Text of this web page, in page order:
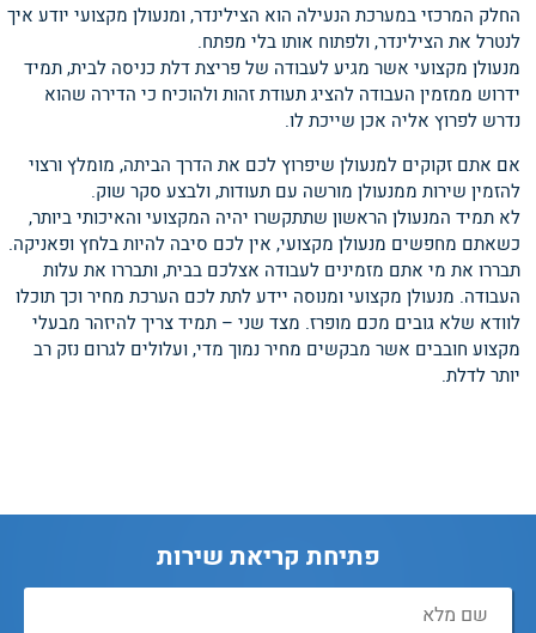
החלק המרכזי במערכת הנעילה הוא הצילינדר, ומנעולן מקצועי יודע איך
לנטרל את הצילינדר, ולפתוח אותו בלי מפתח.
מנעולן מקצועי אשר מגיע לעבודה של פריצת דלת כניסה לבית, תמיד
ידרוש ממזמין העבודה להציג תעודת זהות ולהוכיח כי הדירה שהוא
נדרש לפרוץ אליה אכן שייכת לו.
אם אתם זקוקים למנעולן שיפרוץ לכם את הדרך הביתה, מומלץ ורצוי
להזמין שירות ממנעולן מורשה עם תעודות, ולבצע סקר שוק.
לא תמיד המנעולן הראשון שתתקשרו יהיה המקצועי והאיכותי ביותר,
כשאתם מחפשים מנעולן מקצועי, אין לכם סיבה להיות בלחץ ופאניקה.
תבררו את מי אתם מזמינים לעבודה אצלכם בבית, ותבררו את עלות
העבודה. מנעולן מקצועי ומנוסה יידע לתת לכם הערכת מחיר וכך תוכלו
לוודא שלא גובים מכם מופרז. מצד שני – תמיד צריך להיזהר מבעלי
מקצוע חובבים אשר מבקשים מחיר נמוך מדי, ועלולים לגרום נזק רב
יותר לדלת.
פתיחת קריאת שירות